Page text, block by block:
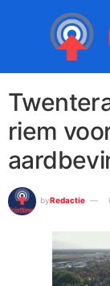
riem
byRedactie